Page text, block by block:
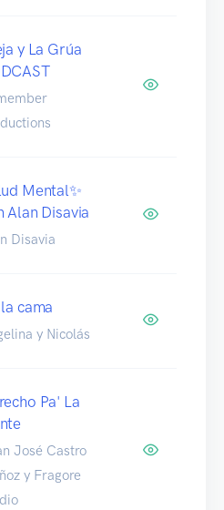
y La Grúa
Mental✨
Alan Disavia
Disavia
cama
y Nicolás
Pa' La
José Castro
y Fragore